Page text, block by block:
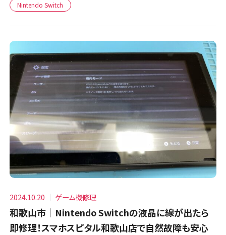
Nintendo Switch
2024.10.20 ゲーム機修理
和歌山市｜Nintendo Switchの液晶に線が出たら
即修理！スマホスピタル和歌山店で自然故障も安心